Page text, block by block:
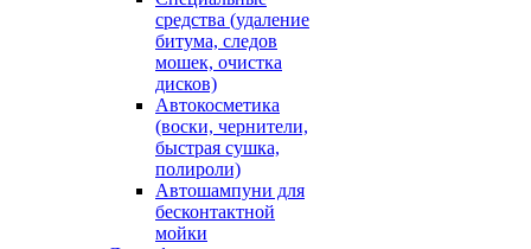
средства (удаление
битума, следов
мошек, очистка
дисков)
Автокосметика
(воски, чернители,
быстрая сушка,
полироли)
Автошампуни для
бесконтактной
мойки